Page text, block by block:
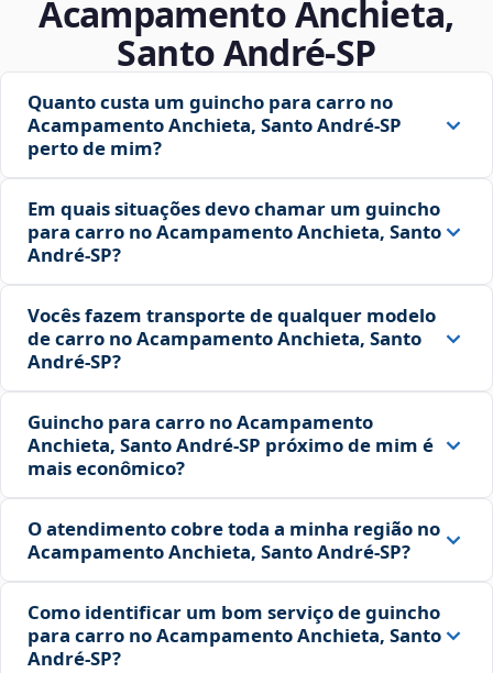
Acampamento Anchieta,
Santo André‑SP
Quanto custa um guincho para carro no
Acampamento Anchieta, Santo André‑SP
perto de mim?
Em quais situações devo chamar um guincho
para carro no Acampamento Anchieta, Santo
André‑SP?
Vocês fazem transporte de qualquer modelo
de carro no Acampamento Anchieta, Santo
André‑SP?
Guincho para carro no Acampamento
Anchieta, Santo André‑SP próximo de mim é
mais econômico?
O atendimento cobre toda a minha região no
Acampamento Anchieta, Santo André‑SP?
Como identificar um bom serviço de guincho
para carro no Acampamento Anchieta, Santo
André‑SP?